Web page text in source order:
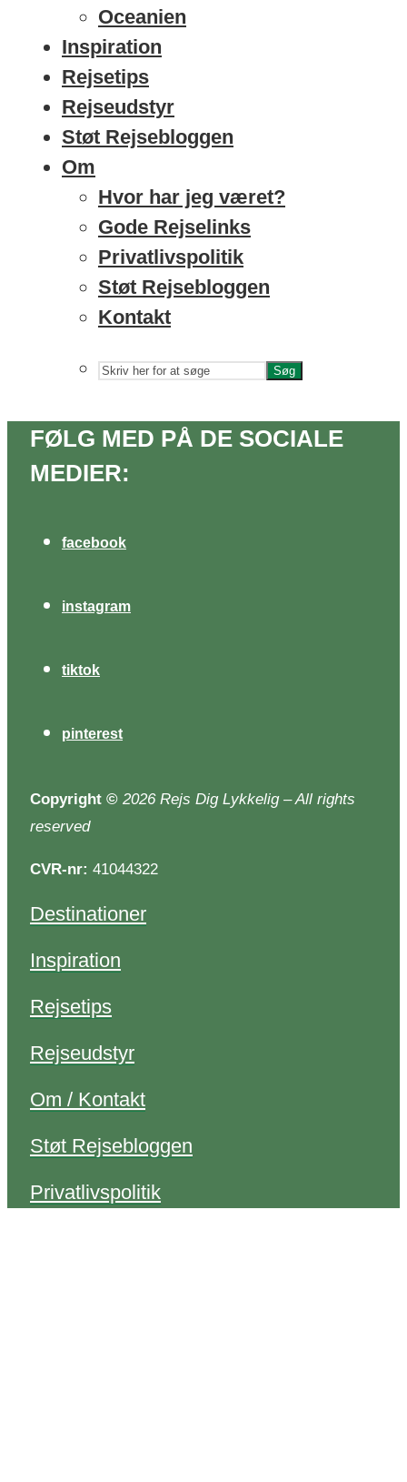
Oceanien
Inspiration
Rejsetips
Rejseudstyr
Støt Rejsebloggen
Om
Hvor har jeg været?
Gode Rejselinks
Privatlivspolitik
Støt Rejsebloggen
Kontakt
Søg
FØLG MED PÅ DE SOCIALE
MEDIER:
facebook
instagram
tiktok
pinterest
Copyright © 2026 Rejs Dig Lykkelig – All rights
reserved
CVR-nr: 41044322
Destinationer
Inspiration
Rejsetips
Rejseudstyr
Om / Kontakt
Støt Rejsebloggen
Privatlivspolitik